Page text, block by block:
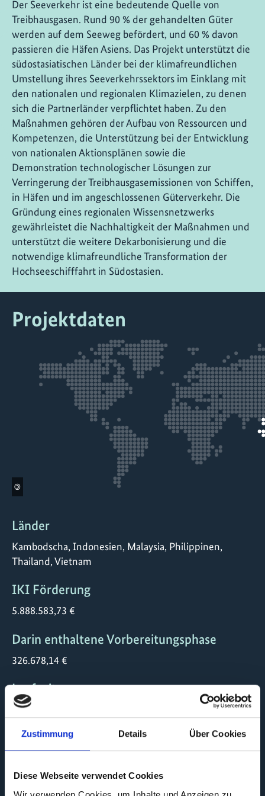
Zustimmung Details Über Cookies
Diese Webseite verwendet Cookies
Der Seeverkehr ist eine bedeutende Quelle von
Treibhausgasen. Rund 90 % der gehandelten Güter
werden auf dem Seeweg befördert, und 60 % davon
passieren die Häfen Asiens. Das Projekt unterstützt die
südostasiatischen Länder bei der klimafreundlichen
Umstellung ihres Seeverkehrssektors im Einklang mit
den nationalen und regionalen Klimazielen, zu denen
sich die Partnerländer verpflichtet haben. Zu den
Maßnahmen gehören der Aufbau von Ressourcen und
Kompetenzen, die Unterstützung bei der Entwicklung
von nationalen Aktionsplänen sowie die
Demonstration technologischer Lösungen zur
Verringerung der Treibhausgasemissionen von Schiffen,
in Häfen und im angeschlossenen Güterverkehr. Die
Gründung eines regionalen Wissensnetzwerks
gewährleistet die Nachhaltigkeit der Maßnahmen und
unterstützt die weitere Dekarbonisierung und die
notwendige klimafreundliche Transformation der
Hochseeschifffahrt in Südostasien.
Projektdaten
©
Länder
Kambodscha, Indonesien, Malaysia, Philippinen,
Thailand, Vietnam
IKI Förderung
5.888.583,73 €
Darin enthaltene Vorbereitungsphase
326.678,14 €
Laufzeit
02/2026 bis 01/2031
Status
Durchführungs -organisation